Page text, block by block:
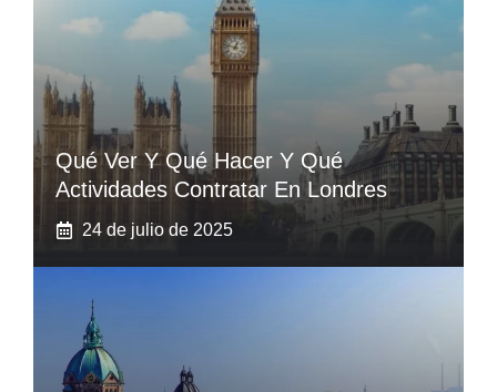
Qué Ver Y Qué Hacer Y Qué
Actividades Contratar En Londres
24 de julio de 2025